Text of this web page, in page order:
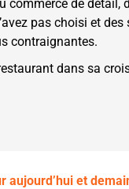
commerce de
pas choisi et
contraignantes.
dans sa
aujourd’hui et